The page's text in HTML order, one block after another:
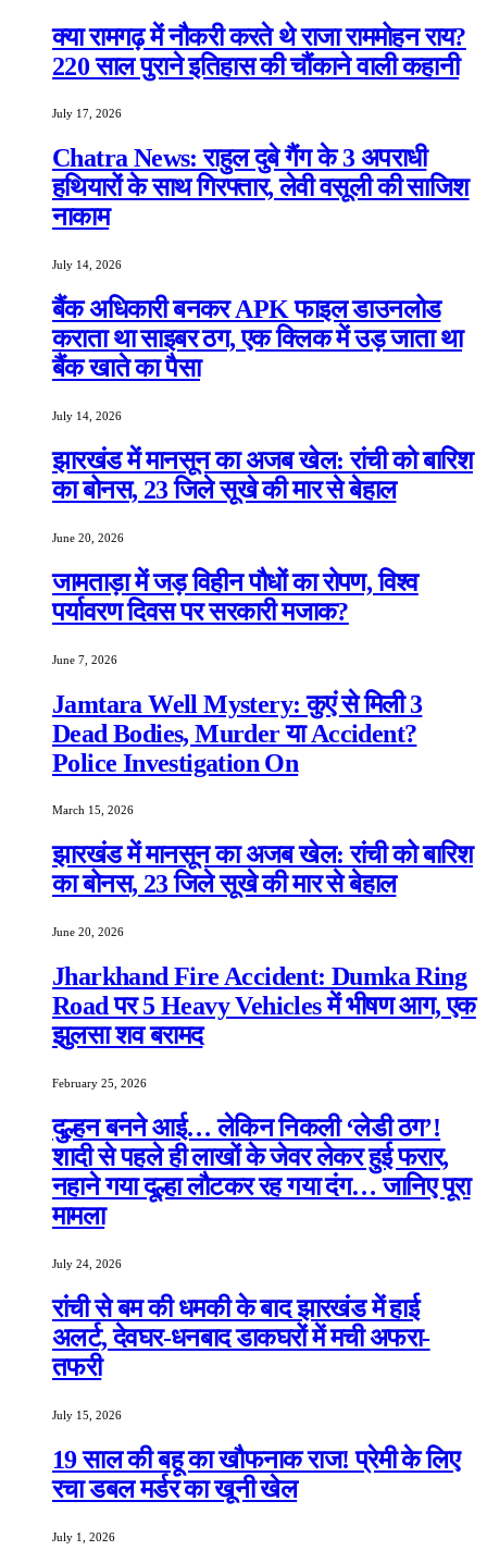
क्या रामगढ़ में नौकरी करते थे राजा राममोहन राय?
220 साल पुराने इतिहास की चौंकाने वाली कहानी
July 17, 2026
Chatra News: राहुल दुबे गैंग के 3 अपराधी
हथियारों के साथ गिरफ्तार, लेवी वसूली की साजिश
नाकाम
July 14, 2026
बैंक अधिकारी बनकर APK फाइल डाउनलोड
कराता था साइबर ठग, एक क्लिक में उड़ जाता था
बैंक खाते का पैसा
July 14, 2026
झारखंड में मानसून का अजब खेल: रांची को बारिश
का बोनस, 23 जिले सूखे की मार से बेहाल
June 20, 2026
जामताड़ा में जड़ विहीन पौधों का रोपण, विश्व
पर्यावरण दिवस पर सरकारी मजाक?
June 7, 2026
Jamtara Well Mystery: कुएं से मिली 3
Dead Bodies, Murder या Accident?
Police Investigation On
March 15, 2026
झारखंड में मानसून का अजब खेल: रांची को बारिश
का बोनस, 23 जिले सूखे की मार से बेहाल
June 20, 2026
Jharkhand Fire Accident: Dumka Ring
Road पर 5 Heavy Vehicles में भीषण आग, एक
झुलसा शव बरामद
February 25, 2026
दुल्हन बनने आई… लेकिन निकली ‘लेडी ठग’!
शादी से पहले ही लाखों के जेवर लेकर हुई फरार,
नहाने गया दूल्हा लौटकर रह गया दंग… जानिए पूरा
मामला
July 24, 2026
रांची से बम की धमकी के बाद झारखंड में हाई
अलर्ट, देवघर-धनबाद डाकघरों में मची अफरा-
तफरी
July 15, 2026
19 साल की बहू का खौफनाक राज! प्रेमी के लिए
रचा डबल मर्डर का खूनी खेल
July 1, 2026